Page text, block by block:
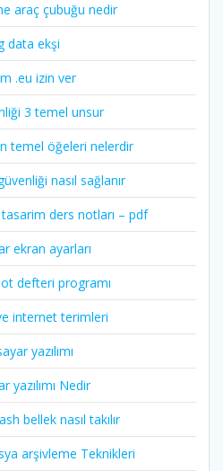
araç çubuğu nedir
data ekşi
.eu izin ver
3 temel unsur
temel öğeleri nelerdir
nasıl sağlanır
ders notları – pdf
ekran ayarları
defteri programı
internet terimleri
yazılımı
yazılımı Nedir
bellek nasıl takılır
arşivleme Teknikleri